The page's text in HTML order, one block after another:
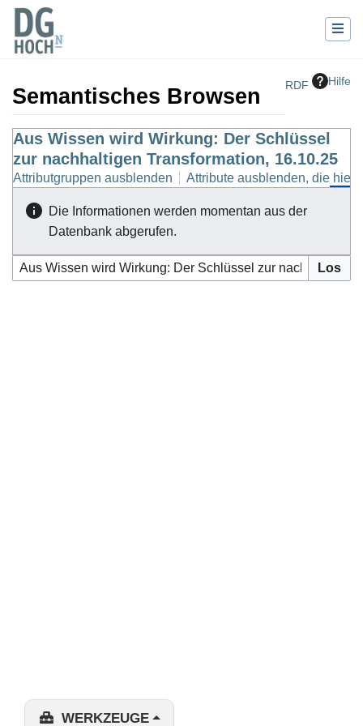
RDF Hilfe
Semantisches Browsen
Wechseln zu:Navigation,Suche
Aus Wissen wird Wirkung: Der Schlüssel
zur nachhaltigen Transformation, 16.10.25
Attributgruppen ausblenden Attribute ausblenden, die
Die Informationen werden momentan aus der
Datenbank abgerufen.
WERKZEUGE